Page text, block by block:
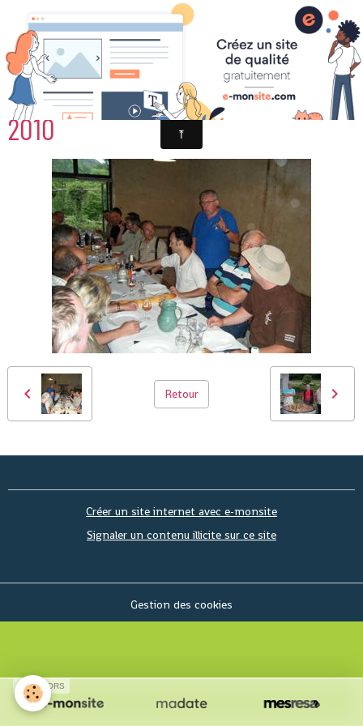
TOURNAGE FILM SEASONS JUIN
2010
Retour
Créer un site internet avec e-monsite
Signaler un contenu illicite sur ce site
Gestion des cookies
SPONSORS